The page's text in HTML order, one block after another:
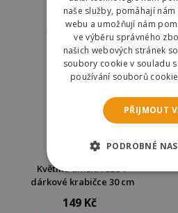
Květina umělá růže v
dárkové krabičce 30 cm
149 Kč
naše služby, pomáhají
webu a umožňují nám
ve výběru správného
našich webových stránek
soubory cookie v souladu
používání souborů
PŘIJMOUT
PODROBNÉ